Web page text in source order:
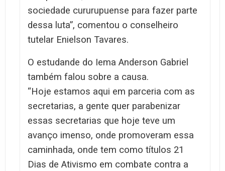
sociedade cururupuense para fazer parte
dessa luta”, comentou o conselheiro
tutelar Enielson Tavares.
O estudande do Iema Anderson Gabriel
também falou sobre a causa.
“Hoje estamos aqui em parceria com as
secretarias, a gente quer parabenizar
essas secretarias que hoje teve um
avanço imenso, onde promoveram essa
caminhada, onde tem como títulos 21
Dias de Ativismo em combate contra a